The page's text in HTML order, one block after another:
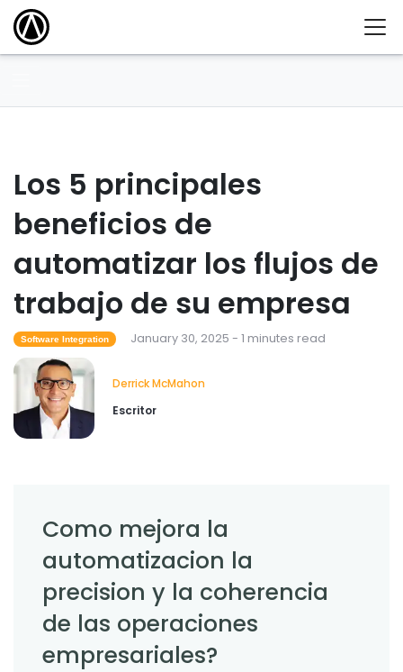
Los 5 principales
beneficios de
automatizar los flujos de
trabajo de su empresa
Software Integration January 30, 2025 - 1 minutes read
Derrick McMahon
Escritor
Como mejora la
automatizacion la
precision y la coherencia
de las operaciones
empresariales?